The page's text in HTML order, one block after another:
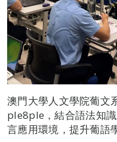
澳門大學人文學院葡文
ple8ple，結合語法知
言應用環境，提升葡語